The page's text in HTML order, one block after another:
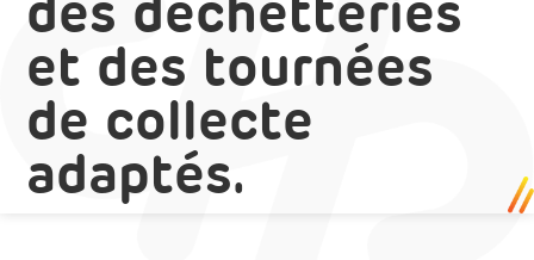
des déchetteries
et des tournées
de collecte
adaptés.